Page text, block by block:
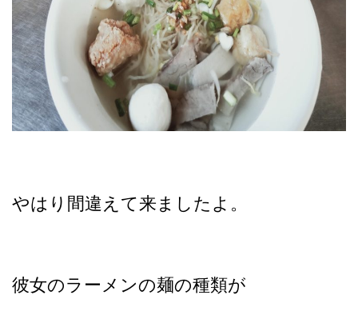
やはり間違えて来ましたよ。
彼女のラーメンの麺の種類が